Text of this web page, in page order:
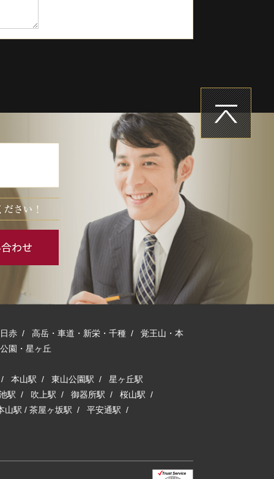
赤 / 高岳・車道・新栄・千種 / 覚王山・本
園・星ヶ丘
/ 本山駅 / 東山公園駅 / 星ヶ丘駅
駅 / 吹上駅 / 御器所駅 / 桜山駅 /
山駅 / 茶屋ヶ坂駅 / 平安通駅 /